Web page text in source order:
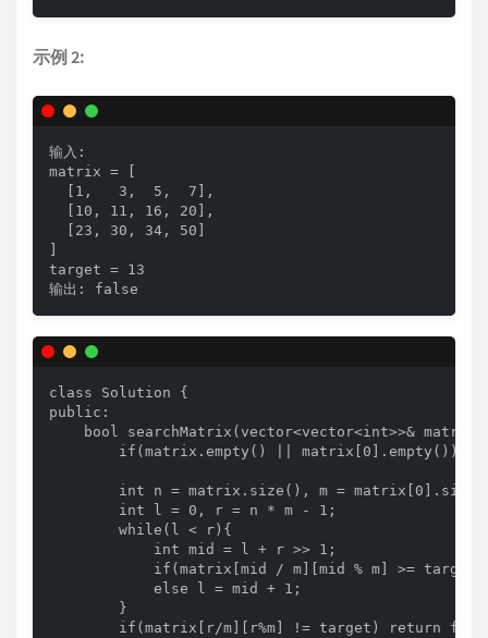
示例 2:
输入:
matrix = [
  [1,   3,  5,  7],
  [10, 11, 16, 20],
  [23, 30, 34, 50]
]
target = 13
输出: false
class Solution {
public:
bool searchMatrix(vector<vector<int>>&
if(matrix.empty() || matrix[0].empty())
int n = matrix.size(), m =
        int l = 0, r = n * m - 1;
        while(l < r){
            int mid = l + r >> 1;
if(matrix[mid / m][mid % m] >=
            else l = mid + 1;
        }
if(matrix[r/m][r%m] != target) return